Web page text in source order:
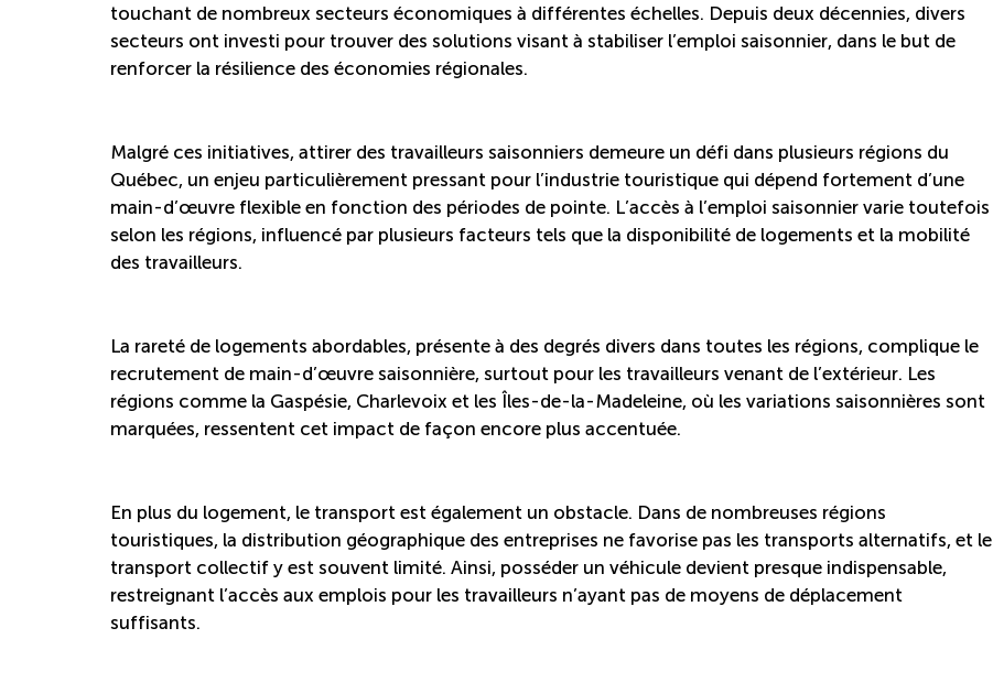
touchant de nombreux secteurs économiques à différentes échelles. Depuis deux décennies, divers
secteurs ont investi pour trouver des solutions visant à stabiliser l’emploi saisonnier, dans le but de
renforcer la résilience des économies régionales.
Malgré ces initiatives, attirer des travailleurs saisonniers demeure un défi dans plusieurs régions du
Québec, un enjeu particulièrement pressant pour l’industrie touristique qui dépend fortement d’une
main-d’œuvre flexible en fonction des périodes de pointe. L’accès à l’emploi saisonnier varie toutefois
selon les régions, influencé par plusieurs facteurs tels que la disponibilité de logements et la mobilité
des travailleurs.
La rareté de logements abordables, présente à des degrés divers dans toutes les régions, complique le
recrutement de main-d’œuvre saisonnière, surtout pour les travailleurs venant de l’extérieur. Les
régions comme la Gaspésie, Charlevoix et les Îles-de-la-Madeleine, où les variations saisonnières sont
marquées, ressentent cet impact de façon encore plus accentuée.
En plus du logement, le transport est également un obstacle. Dans de nombreuses régions
touristiques, la distribution géographique des entreprises ne favorise pas les transports alternatifs, et le
transport collectif y est souvent limité. Ainsi, posséder un véhicule devient presque indispensable,
restreignant l’accès aux emplois pour les travailleurs n’ayant pas de moyens de déplacement
suffisants.